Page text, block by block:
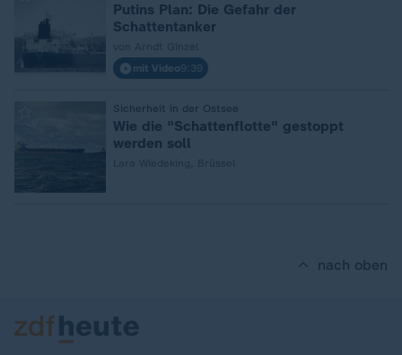
Putins Plan: Die Gefahr der
Schattentanker
mit Video9:39
Sicherheit in der Ostsee
Wie die "Schattenflotte" gestoppt
werden soll
nach oben